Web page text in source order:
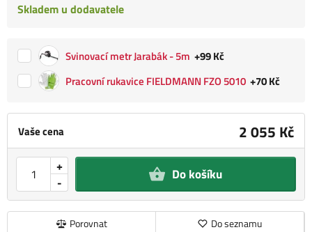
Vaše cena 2 055 Kč
-
+ Do košíku
Porovnat
Do seznamu
Skladem u dodavatele
Svinovací metr Jarabák - 5m +99 Kč
Pracovní rukavice FIELDMANN FZO 5010 +70 Kč